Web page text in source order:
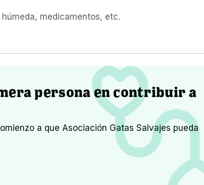
medicamentos, etc.
persona en contribuir a
a que Asociación Gatas Salvajes pueda